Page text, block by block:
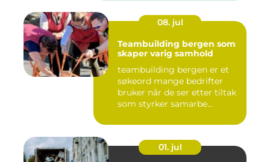
08. jul
Teambuilding bergen som
skaper varig samhold
teambuilding bergen er et
søkeord mange bedrifter
bruker når de ser etter tiltak
som styrker samarbe...
01. jul